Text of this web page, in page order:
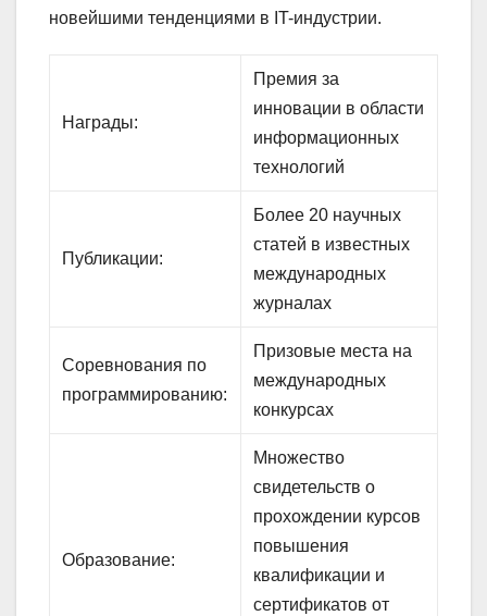
новейшими тенденциями в IT-индустрии.
Награды:
Премия за
инновации в области
информационных
технологий
Публикации:
Более 20 научных
статей в известных
международных
журналах
Соревнования по
программированию:
Призовые места на
международных
конкурсах
Образование:
Множество
свидетельств о
прохождении курсов
повышения
квалификации и
сертификатов от